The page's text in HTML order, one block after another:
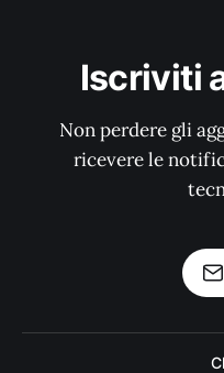
Iscriviti
Non perdere gli
ricevere le